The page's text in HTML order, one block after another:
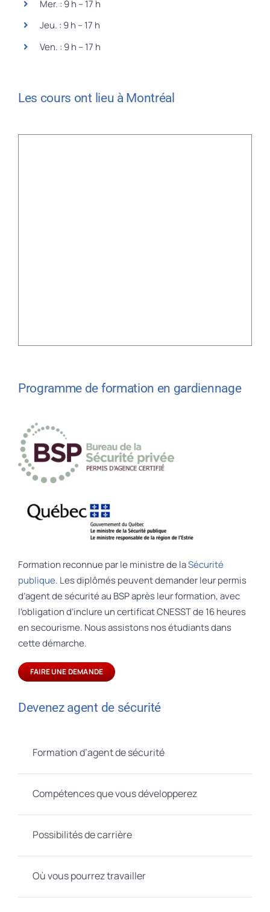
Mer. : 9 h – 17 h
Jeu. : 9 h – 17 h
Ven. : 9 h – 17 h
Les cours ont lieu à Montréal
Programme de formation en gardiennage
Formation reconnue par le ministre de laSécurité
publique. Les diplômés peuvent demander leur permis
d’agent de sécurité au BSP après leur formation, avec
l’obligation d’inclure un certificat CNESST de 16 heures
en secourisme. Nous assistons nos étudiants dans
cette démarche.
FAIRE UNE DEMANDE
Devenez agent de sécurité
Formation d’agent de sécurité
Compétences que vous développerez
Possibilités de carrière
Où vous pourrez travailler